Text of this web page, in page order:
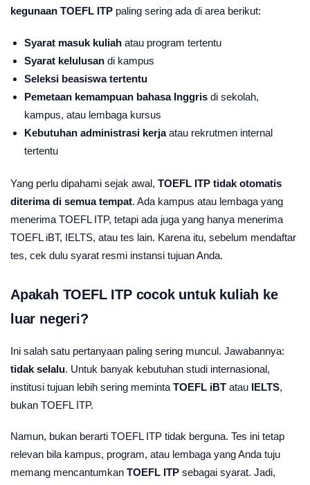
kegunaan TOEFL ITP paling sering ada di area berikut:
Syarat masuk kuliah atau program tertentu
Syarat kelulusan di kampus
Seleksi beasiswa tertentu
Pemetaan kemampuan bahasa Inggris di sekolah,
kampus, atau lembaga kursus
Kebutuhan administrasi kerjaatau rekrutmen internal
tertentu
Yang perlu dipahami sejak awal, TOEFL ITP tidak otomatis
diterima di semua tempat. Ada kampus atau lembaga yang
menerima TOEFL ITP, tetapi ada juga yang hanya menerima
TOEFL iBT, IELTS, atau tes lain. Karena itu, sebelum mendaftar
tes, cek dulu syarat resmi instansi tujuan Anda.
Apakah TOEFL ITP cocok untuk kuliah ke
luar negeri?
Ini salah satu pertanyaan paling sering muncul. Jawabannya:
tidak selalu. Untuk banyak kebutuhan studi internasional,
institusi tujuan lebih sering meminta TOEFL iBT atau IELTS,
bukan TOEFL ITP.
Namun, bukan berarti TOEFL ITP tidak berguna. Tes ini tetap
relevan bila kampus, program, atau lembaga yang Anda tuju
memang mencantumkan TOEFL ITP sebagai syarat. Jadi,